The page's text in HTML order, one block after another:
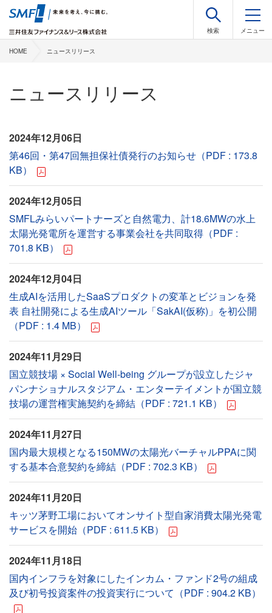
HOME ニュースリリース
ニュースリリース
2024年12月06日
第46回・第47回無担保社債発行のお知らせ（PDF : 173.8
KB）
2024年12月05日
SMFLみらいパートナーズと自然電力、計18.6MWの水上
太陽光発電所を運営する事業会社を共同取得（PDF :
701.8 KB）
2024年12月04日
生成AIを活用したSaaSプロダクトの変革とビジョンを発
表 自社開発による生成AIツール「SakAI(仮称)」を初公開
（PDF : 1.4 MB）
2024年11月29日
国立競技場 × Social Well-being グループが設立したジャ
パンナショナルスタジアム・エンターテイメントが国立競
技場の運営権実施契約を締結（PDF : 721.1 KB）
2024年11月27日
国内最大規模となる150MWの太陽光バーチャルPPAに関
する基本合意契約を締結（PDF : 702.3 KB）
2024年11月20日
キッツ茅野工場においてオンサイト型自家消費太陽光発電
サービスを開始（PDF : 611.5 KB）
2024年11月18日
国内インフラを対象にしたインカム・ファンド2号の組成
及び初号投資案件の投資実行について（PDF : 904.2 KB）